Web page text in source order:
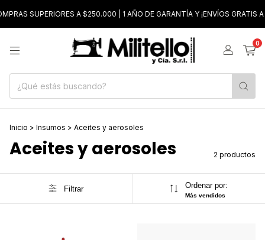
SUPERIORES A $250.000 | 1 AÑO DE GARANTÍA Y ¡ENVÍOS GRATIS A
0
Inicio > Insumos > Aceites y aerosoles
Aceites y aerosoles 2 productos
Filtrar Ordenar por:
Más vendidos